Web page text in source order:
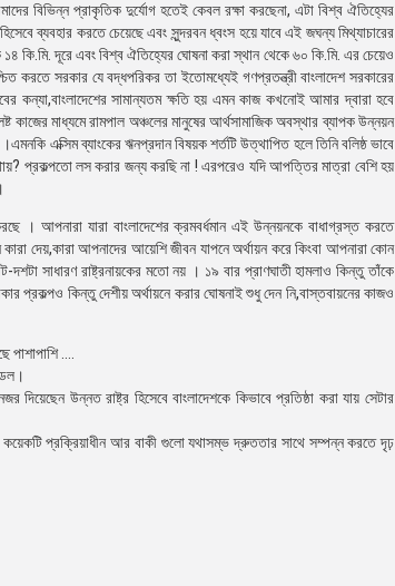
বিভিন্ন প্রাকৃতিক দুর্যোগ হতেই কেবল রক্ষা করছেনা, এটা বিশ্ব ঐতিহ্যের
ব্যবহার করতে চেয়েছে এবং সুন্দরবন ধ্বংস হয়ে যাবে এই জঘন্য মিথ্যাচারের
কি.মি. দূরে এবং বিশ্ব ঐতিহ্যের ঘোষনা করা স্থান থেকে ৬০ কি.মি. এর চেয়েও
করতে সরকার যে বদ্ধপরিকর তা ইতোমধ্যেই গণপ্রতন্ত্রী বাংলাদেশ সরকারের
কন্যা,বাংলাদেশের সামান্যতম ক্ষতি হয় এমন কাজ কখনোই আমার দ্বারা হবে
কাজের মাধ্যমে রামপাল অঞ্চলের মানুষের আর্থসামাজিক অবস্থার ব্যাপক উন্নয়ন
এক্সিম ব্যাংকের ঋনপ্রদান বিষয়ক শর্তটি উত্থাপিত হলে তিনি বলিষ্ঠ ভাবে
প্রকল্পতো লস করার জন্য করছি না ! এরপরেও যদি আপত্তির মাত্রা বেশি হয়
। আপনারা যারা বাংলাদেশের ক্রমবর্ধমান এই উন্নয়নকে বাধাগ্রস্ত করতে
দেয়,কারা আপনাদের আয়েশি জীবন যাপনে অর্থায়ন করে কিংবা আপনারা কোন
সাধারণ রাষ্ট্রনায়কের মতো নয় । ১৯ বার প্রাণঘাতী হামলাও কিন্তু তাঁকে
প্রকল্পও কিন্তু দেশীয় অর্থায়নে করার ঘোষনাই শুধু দেন নি,বাস্তবায়নের কাজও
পাশাপাশি ….
দিয়েছেন উন্নত রাষ্ট্র হিসেবে বাংলাদেশকে কিভাবে প্রতিষ্ঠা করা যায় সেটার
কয়েকটি প্রক্রিয়াধীন আর বাকী গুলো যথাসম্ভ দ্রুততার সাথে সম্পন্ন করতে দৃঢ়